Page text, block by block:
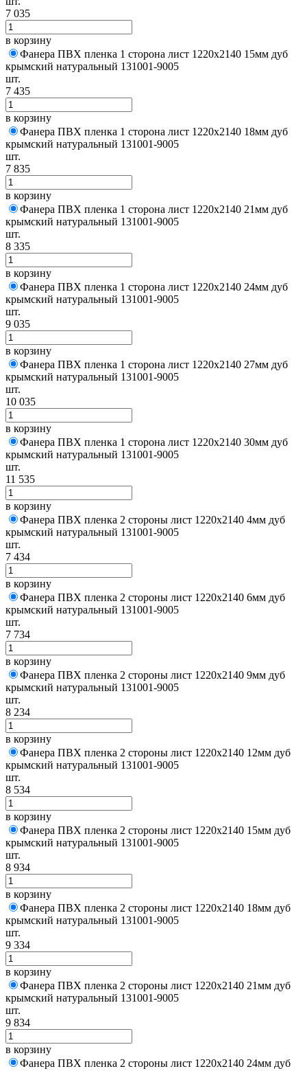
7 035
в корзину
Фанера ПВХ пленка 1 сторона лист 1220х2140 15мм дуб
крымский натуральный 131001-9005
шт.
7 435
в корзину
Фанера ПВХ пленка 1 сторона лист 1220х2140 18мм дуб
крымский натуральный 131001-9005
шт.
7 835
в корзину
Фанера ПВХ пленка 1 сторона лист 1220х2140 21мм дуб
крымский натуральный 131001-9005
шт.
8 335
в корзину
Фанера ПВХ пленка 1 сторона лист 1220х2140 24мм дуб
крымский натуральный 131001-9005
шт.
9 035
в корзину
Фанера ПВХ пленка 1 сторона лист 1220х2140 27мм дуб
крымский натуральный 131001-9005
шт.
10 035
в корзину
Фанера ПВХ пленка 1 сторона лист 1220х2140 30мм дуб
крымский натуральный 131001-9005
шт.
11 535
в корзину
Фанера ПВХ пленка 2 стороны лист 1220х2140 4мм дуб
крымский натуральный 131001-9005
шт.
7 434
в корзину
Фанера ПВХ пленка 2 стороны лист 1220х2140 6мм дуб
крымский натуральный 131001-9005
шт.
7 734
в корзину
Фанера ПВХ пленка 2 стороны лист 1220х2140 9мм дуб
крымский натуральный 131001-9005
шт.
8 234
в корзину
Фанера ПВХ пленка 2 стороны лист 1220х2140 12мм дуб
крымский натуральный 131001-9005
шт.
8 534
в корзину
Фанера ПВХ пленка 2 стороны лист 1220х2140 15мм дуб
крымский натуральный 131001-9005
шт.
8 934
в корзину
Фанера ПВХ пленка 2 стороны лист 1220х2140 18мм дуб
крымский натуральный 131001-9005
шт.
9 334
в корзину
Фанера ПВХ пленка 2 стороны лист 1220х2140 21мм дуб
крымский натуральный 131001-9005
шт.
9 834
в корзину
Фанера ПВХ пленка 2 стороны лист 1220х2140 24мм дуб